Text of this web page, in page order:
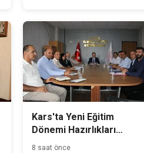
Kars'ta Yeni Eğitim
Dönemi Hazırlıkları
Başladı
8 saat önce